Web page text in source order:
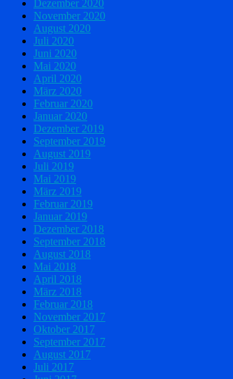
Dezember 2020
November 2020
August 2020
Juli 2020
Juni 2020
Mai 2020
April 2020
März 2020
Februar 2020
Januar 2020
Dezember 2019
September 2019
August 2019
Juli 2019
Mai 2019
März 2019
Februar 2019
Januar 2019
Dezember 2018
September 2018
August 2018
Mai 2018
April 2018
März 2018
Februar 2018
November 2017
Oktober 2017
September 2017
August 2017
Juli 2017